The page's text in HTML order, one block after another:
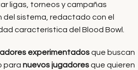
ligas, torneos y campañas
del sistema, redactado con el
característica del Blood Bowl.
experimentadosque buscan
para nuevos jugadoresque quieren